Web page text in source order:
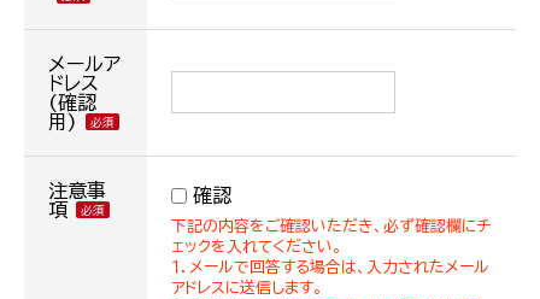
メールア
ドレス
(確認
用)
注意事
項
確認
下記の内容をご確認いただき、必ず確認欄にチ
ェックを入れてください。
１．メールで回答する場合は、入力されたメール
アドレスに送信します。